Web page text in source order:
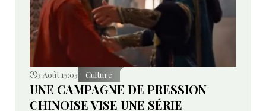
3 Août 15:03 Culture
UNE CAMPAGNE DE PRESSION
CHINOISE VISE UNE SÉRIE